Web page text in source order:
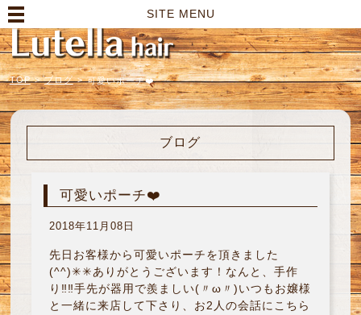
SITE MENU
TOP > ブログ > 可愛いポーチ❤️
ブログ
可愛いポーチ❤️
2018年11月08日
先日お客様から可愛いポーチを頂きました
(^^)✳︎✳︎ありがとうございます！なんと、手作
り‼︎‼︎手先が器用で羨ましい(〃ω〃)いつもお嬢様
と一緒に来店して下さり、お2人の会話にこちら